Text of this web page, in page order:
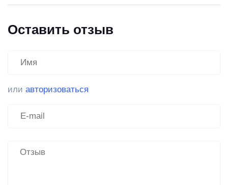
Оставить отзыв
или авторизоваться